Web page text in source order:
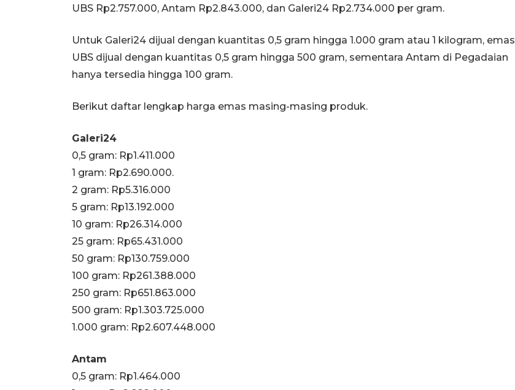
UBS Rp2.757.000, Antam Rp2.843.000, dan Galeri24 Rp2.734.000 per gram.
Untuk Galeri24 dijual dengan kuantitas 0,5 gram hingga 1.000 gram atau 1 kilogram, emas
UBS dijual dengan kuantitas 0,5 gram hingga 500 gram, sementara Antam di Pegadaian
hanya tersedia hingga 100 gram.
Berikut daftar lengkap harga emas masing-masing produk.
Galeri24
0,5 gram: Rp1.411.000
1 gram: Rp2.690.000.
‎2 gram: Rp5.316.000
‎5 gram: Rp13.192.000
‎10 gram: Rp26.314.000
‎25 gram: Rp65.431.000
‎50 gram: Rp130.759.000
‎100 gram: Rp261.388.000
‎250 gram: Rp651.863.000
‎500 gram: Rp1.303.725.000
‎1.000 gram: Rp2.607.448.000
Antam
0,5 gram: Rp1.464.000